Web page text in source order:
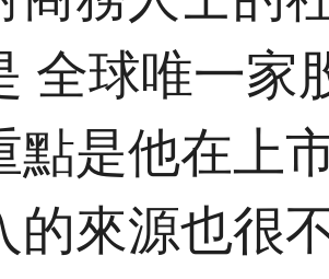
全球唯一家
點是他在上
的來源也很